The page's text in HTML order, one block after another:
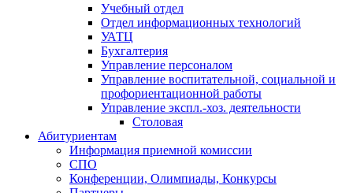
Учебный отдел
Отдел информационных технологий
УАТЦ
Бухгалтерия
Управление персоналом
Управление воспитательной, социальной и
профориентационной работы
Управление экспл.-хоз. деятельности
Столовая
Абитуриентам
Информация приемной комиссии
СПО
Конференции, Олимпиады, Конкурсы